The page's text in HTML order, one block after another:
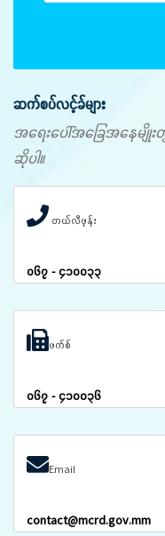
ဆက်စပ်လင့်ခ်များ
အရေးပေါ်အခြေအနေမျို
ဆိုပါ။
တယ်လီဖုန်း
၀၆၇ - ၄၁၀၀၃၃
ဖက်စ်
၀၆၇ - ၄၁၀၀၃၆
Email
contact@mcrd.gov.mm